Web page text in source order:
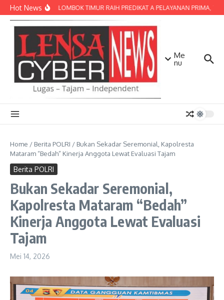
Lewati ke konten
Hot NewsPOLRES LOMBOK TIMUR RAIH PREDIKAT A PELAYANAN PRIMA,
Me
nu
Home / Berita POLRI / Bukan Sekadar Seremonial, Kapolresta
Mataram “Bedah” Kinerja Anggota Lewat Evaluasi Tajam
Berita POLRI
Bukan Sekadar Seremonial,
Kapolresta Mataram “Bedah”
Kinerja Anggota Lewat Evaluasi
Tajam
Mei 14, 2026